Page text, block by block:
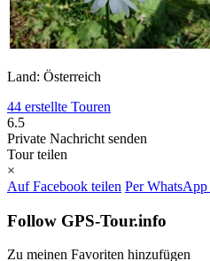
Land: Österreich
44 erstellte Touren
6.5
Private Nachricht senden
Tour teilen
×
Auf Facebook teilen Per WhatsApp
Follow GPS-Tour.info
Zu meinen Favoriten hinzufügen